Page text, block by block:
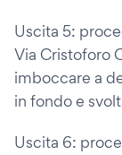
Uscita 5:
Via Cristoforo
imboccare a
in fondo e
Uscita 6: